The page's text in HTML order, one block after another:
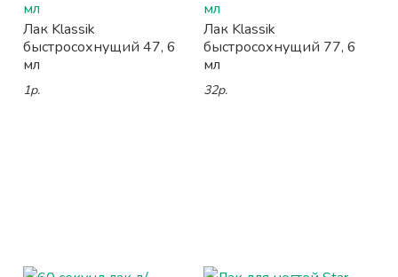
Лак Klassik
быстросохнущий 47, 6
мл
1р.
Лак Klassik
быстросохнущий 77, 6
мл
32р.